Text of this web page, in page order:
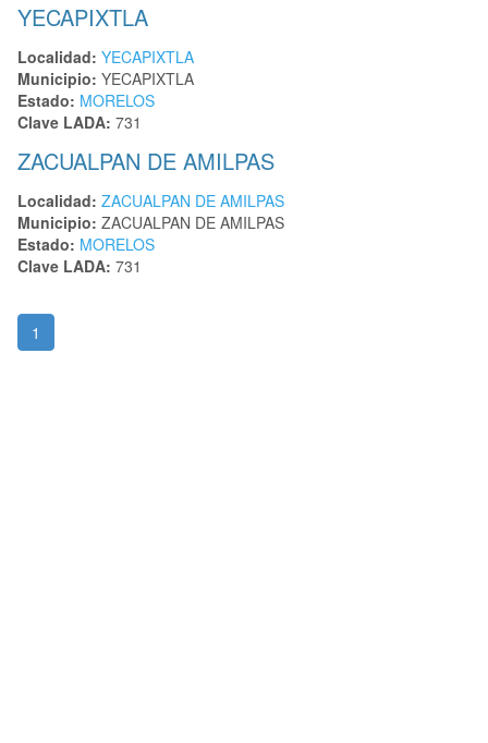
YECAPIXTLA
Localidad: YECAPIXTLA
Municipio: YECAPIXTLA
Estado: MORELOS
Clave LADA: 731
ZACUALPAN DE AMILPAS
Localidad: ZACUALPAN DE AMILPAS
Municipio: ZACUALPAN DE AMILPAS
Estado: MORELOS
Clave LADA: 731
1